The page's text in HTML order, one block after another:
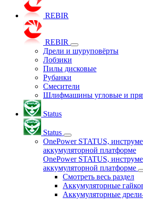
REBIR
REBIR
Дрели и шуруповёрты
Лобзики
Пилы дисковые
Рубанки
Смесители
Шлифмашины угловые и
Status
Status
OnePower STATUS,
аккумуляторной платформе
OnePower STATUS,
аккумуляторной платформе
Смотреть весь раздел
Аккумуляторные
Аккумуляторные